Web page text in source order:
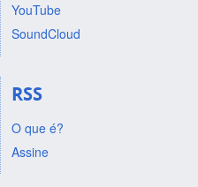
YouTube
SoundCloud
RSS
O que é?
Assine